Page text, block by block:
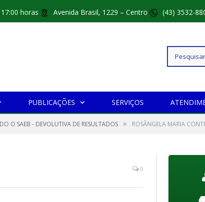
horas Avenida Brasil, 1229 – Centro (43) 3532-
Pesquisar
por:
PUBLICAÇÕES SERVIÇOS
O SAEB - DEVOLUTIVA DE RESULTADOS » ROSÂNGELA MARIA CONTI
0